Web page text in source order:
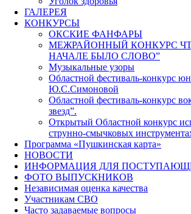
ГАЛЕРЕЯ
КОНКУРСЫ
ОКСКИЕ ФАНФАРЫ
МЕЖРАЙОННЫЙ КОНКУРС
НАЧАЛЕ БЫЛО СЛОВО”
Музыкальные узоры
Областной фестиваль-конкурс
Ю.С.Симоновой
Областной фестиваль-конкурс
звезд”.
Открытый Областной конкурс
струнно-смычковых
Программа «Пушкинская карта»
НОВОСТИ
ИНФОРМАЦИЯ ДЛЯ
ФОТО ВЫПУСКНИКОВ
Независимая оценка качества
Участникам СВО
Часто задаваемые вопросы